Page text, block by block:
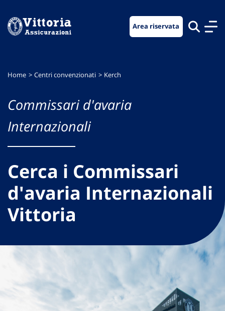
menu
contenuto
footer
Area riservata
Home Centri convenzionati Kerch
Commissari d'avaria
Internazionali
Cerca i Commissari
d'avaria Internazionali
Vittoria